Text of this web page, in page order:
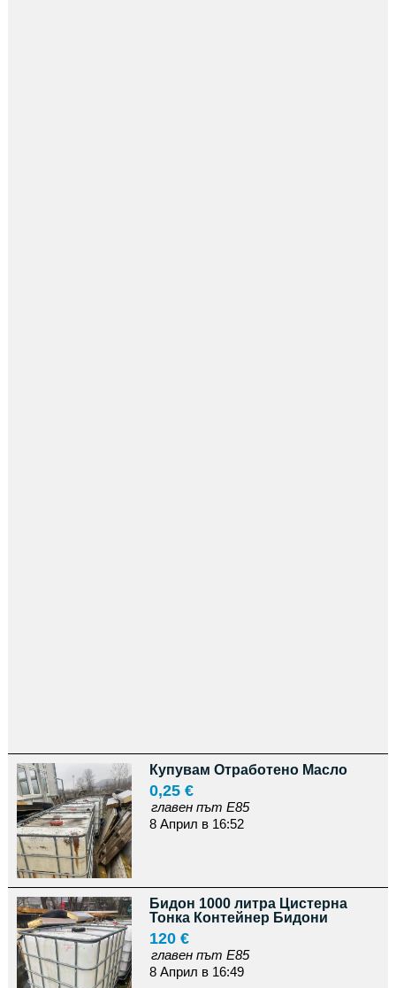
Купувам Отработено Масло
0,25 €
главен път Е85
8 Април в 16:52
Бидон 1000 литра Цистерна
Тонка Контейнер Бидони
120 €
главен път Е85
8 Април в 16:49